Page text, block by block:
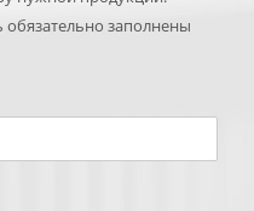
заполнены